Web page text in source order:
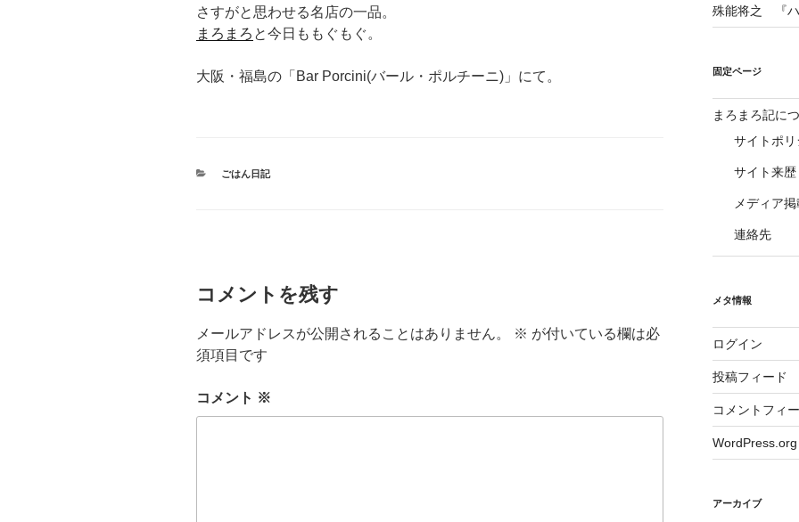
さすがと思わせる名店の一品。
まろまろ と今日ももぐもぐ。
大阪・福島の「Bar Porcini(バール・ポルチーニ)」にて。
カ
ごはん日記
コメントを残す
メールアドレスが公開されることはありません。 ※ が付いている欄は必
須項目です
コメント ※
殊能将之 『
固定ページ
まろまろ記に
サイトポリ
サイト来歴
メディア
連絡先
メタ情報
ログイン
投稿フィード
コメントフィ
WordPress.org
アーカイブ